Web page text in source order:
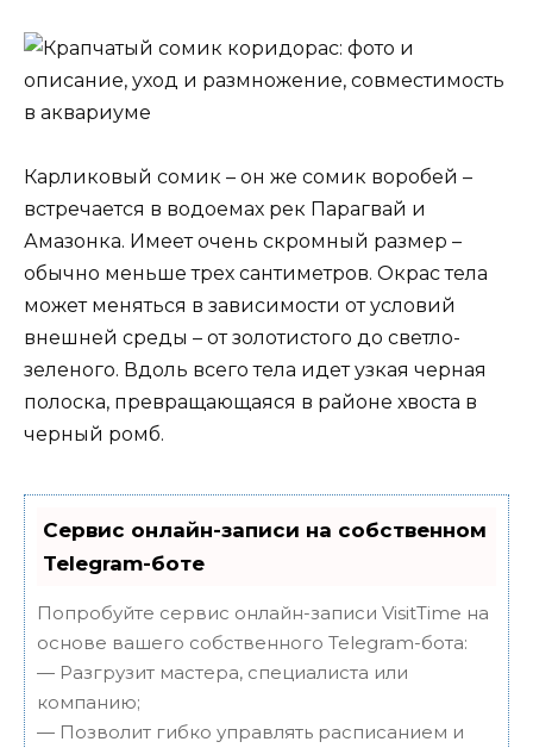
Карликовый сомик – он же сомик воробей –
встречается в водоемах рек Парагвай и
Амазонка. Имеет очень скромный размер –
обычно меньше трех сантиметров. Окрас тела
может меняться в зависимости от условий
внешней среды – от золотистого до светло-
зеленого. Вдоль всего тела идет узкая черная
полоска, превращающаяся в районе хвоста в
черный ромб.
Сервис онлайн-записи на собственном
Telegram-боте
Попробуйте сервис онлайн-записи VisitTime на
основе вашего собственного Telegram-бота:
— Разгрузит мастера, специалиста или
компанию;
— Позволит гибко управлять расписанием и